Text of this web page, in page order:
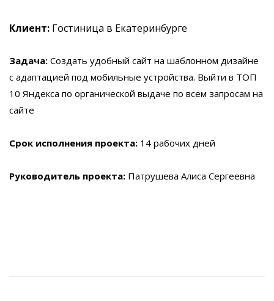
Клиент: Гостиница в Екатеринбурге
Задача: Создать удобный сайт на шаблонном дизайне
с адаптацией под мобильные устройства. Выйти в ТОП
10 Яндекса по органической выдаче по всем запросам на
сайте
Срок исполнения проекта: 14 рабочих дней
Руководитель проекта: Патрушева Алиса Сергеевна